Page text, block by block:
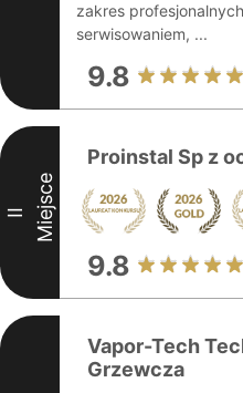
zakres
serwisowaniem, ...
9.8
II Miejsce
Proinstal Sp z
9.8
Vapor-Tech
Grzewcza